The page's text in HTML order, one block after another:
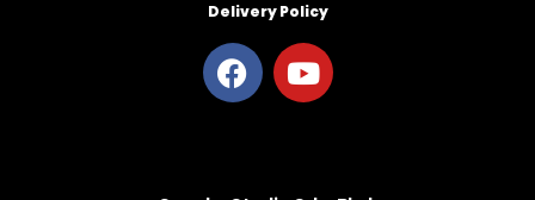
Delivery Policy